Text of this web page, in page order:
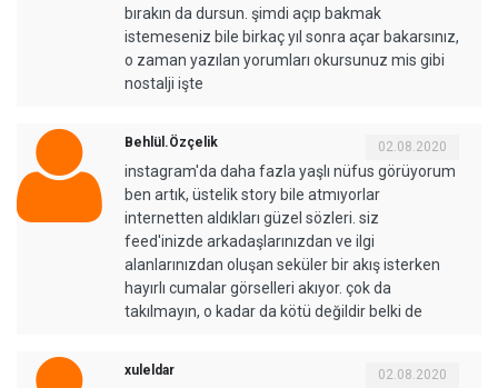
bırakın da dursun. şimdi açıp bakmak
istemeseniz bile birkaç yıl sonra açar bakarsınız,
o zaman yazılan yorumları okursunuz mis gibi
nostalji işte
Behlül.Özçelik 02.08.2020
instagram'da daha fazla yaşlı nüfus görüyorum
ben artık, üstelik story bile atmıyorlar
internetten aldıkları güzel sözleri. siz
feed'inizde arkadaşlarınızdan ve ilgi
alanlarınızdan oluşan seküler bir akış isterken
hayırlı cumalar görselleri akıyor. çok da
takılmayın, o kadar da kötü değildir belki de
xuleldar 02.08.2020